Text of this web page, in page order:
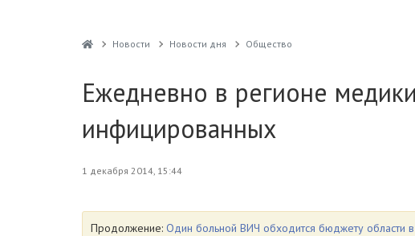
Новости Новости дня Общество
Ежедневно в регионе
инфицированных
1 декабря 2014, 15:44
Продолжение: Один больной ВИЧ обходится бюджету области